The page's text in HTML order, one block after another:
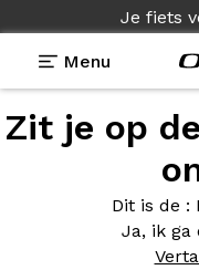
Je fiets
Menu
Zit je op
Dit is de :
Ja, ik ga
Photos> Kit Cadre
Celeste
Kit Cadre